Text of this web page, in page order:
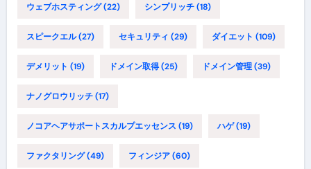
ウェブホスティング(22) シンプリッチ(18)
スピークエル(27) セキュリティ (29) ダイエット (109)
デメリット (19) ドメイン取得(25) ドメイン管理(39)
ナノグロウリッチ(17)
ノコアヘアサポートスカルプエッセンス (19) ハゲ(19)
ファクタリング(49) フィンジア(60)